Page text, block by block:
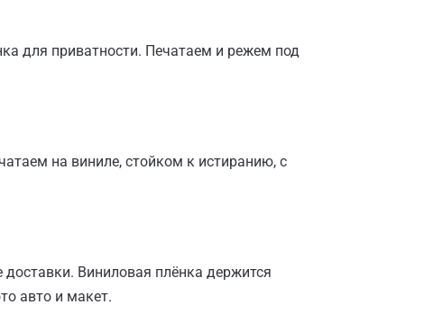
для приватности. Печатаем и режем под
на виниле, стойком к истиранию, с
Виниловая плёнка держится
авто и макет.